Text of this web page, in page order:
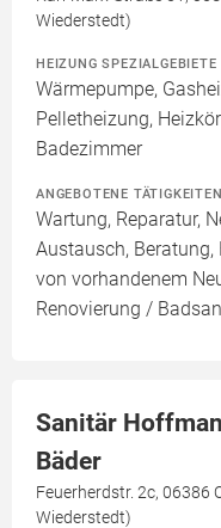
Wiederstedt)
HEIZUNG SPEZIALGEBIETE
Wärmepumpe,
Pelletheizung,
Badezimmer
ANGEBOTENE TÄTIGKEITEN
Wartung, Reparatur,
Austausch,
von vorhandenem
Renovierung /
Sanitär
Bäder
Feuerherdstr. 2c, 06386
Wiederstedt)